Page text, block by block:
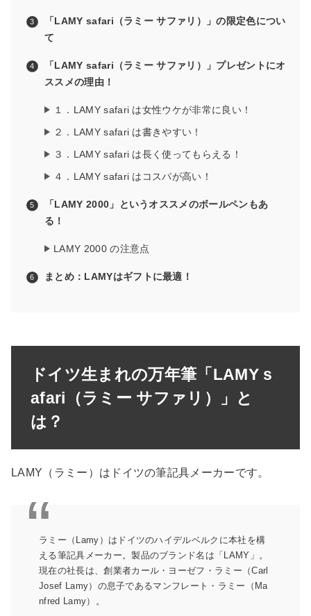
「LAMY safari（ラミー サファリ）」の限定色につい
て
「LAMY safari（ラミー サファリ）」プレゼントにオ
ススメの理由！
１．LAMY safari は女性ウケが非常に良い！
２．LAMY safari は書きやすい！
３．LAMY safari は長く使ってもらえる！
４．LAMY safari はコスパが高い！
「LAMY 2000」というオススメのボールペンもあ
る！
LAMY 2000 の注意点
まとめ：LAMYはギフトに最適！
ドイツ生まれの万年筆「LAMY s
afari（ラミー サファリ）」と
は？
LAMY（ラミー）はドイツの筆記具メーカーです。
ラミー（Lamy）はドイツのハイデルベルクに本社を構
える筆記具メーカー。製品のブランド名は「LAMY」。
現在の社長は、創業者カール・ヨーゼフ・ラミー（Carl
Josef Lamy）の息子であるマンフレート・ラミー（Ma
nfred Lamy）。